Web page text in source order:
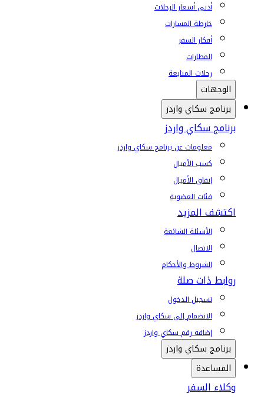
أدنى أسعار الرحلات
خارطة المسارات
أفكار السفر
المطارات
رحلات المتابعة
الوجهات
برنامج سكاي واردز
برنامج سكاي واردز
معلومات عن برنامج سكاي واردز
كسب الأميال
إنفاق الأميال
فئات العضوية
اكتشف المزيد
الأسئلة الشائعة
الاتصال
الشروط والأحكام
روابط ذات صلة
تسجيل الدخول
الانضمام إلى سكاي واردز
إضافة رقم سكاي واردز
برنامج سكاي واردز
المساعدة
وكلاء السفر